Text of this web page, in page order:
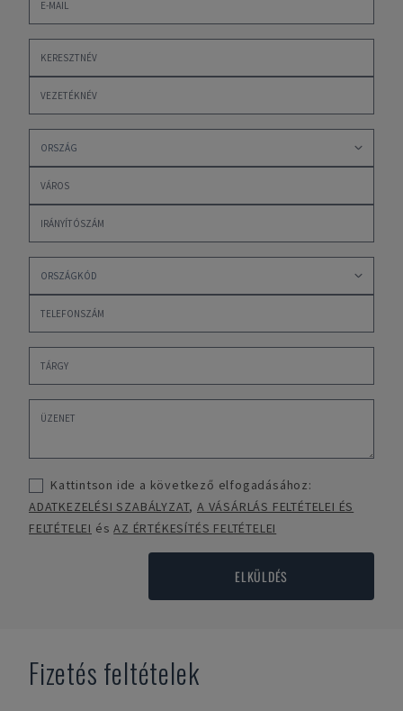
Kattintson ide a következő elfogadásához:
ADATKEZELÉSI SZABÁLYZAT,A VÁSÁRLÁS FELTÉTELEI ÉS
FELTÉTELEI ésAZ ÉRTÉKESÍTÉS FELTÉTELEI
ELKÜLDÉS
Fizetés feltételek